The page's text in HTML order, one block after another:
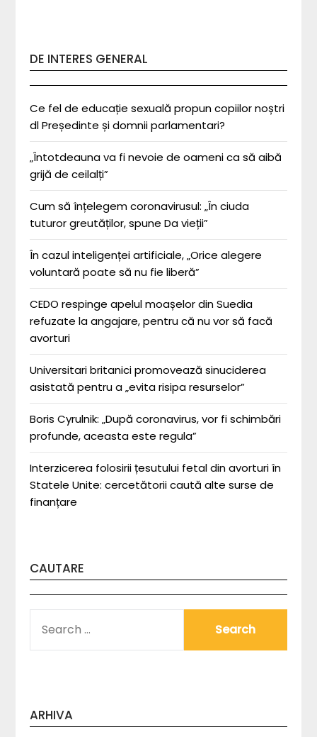
DE INTERES GENERAL
Ce fel de educație sexuală propun copiilor noștri
dl Președinte și domnii parlamentari?
„Întotdeauna va fi nevoie de oameni ca să aibă
grijă de ceilalți”
Cum să înțelegem coronavirusul: „În ciuda
tuturor greutăților, spune Da vieții”
În cazul inteligenței artificiale, „Orice alegere
voluntară poate să nu fie liberă”
CEDO respinge apelul moașelor din Suedia
refuzate la angajare, pentru că nu vor să facă
avorturi
Universitari britanici promovează sinuciderea
asistată pentru a „evita risipa resurselor”
Boris Cyrulnik: „După coronavirus, vor fi schimbări
profunde, aceasta este regula”
Interzicerea folosirii țesutului fetal din avorturi în
Statele Unite: cercetătorii caută alte surse de
finanțare
CAUTARE
FOR:
ARHIVA